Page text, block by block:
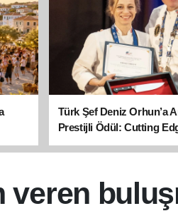
Türk Şef Deniz Orhun’a
Prestijli Ödül: Cutting
sahibi oldu
veren